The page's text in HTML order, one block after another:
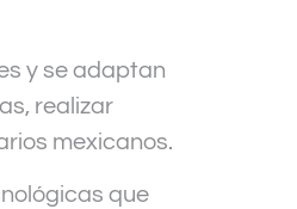
y se adaptan
realizar
mexicanos.
que